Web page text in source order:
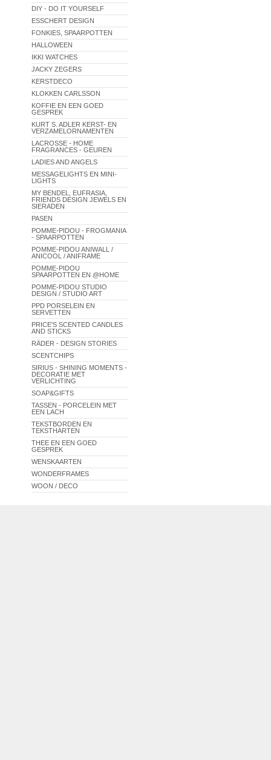
DIY - DO IT YOURSELF
ESSCHERT DESIGN
FONKIES, SPAARPOTTEN
HALLOWEEN
IKKI WATCHES
JACKY ZEGERS
KERSTDECO
KLOKKEN CARLSSON
KOFFIE EN EEN GOED
GESPREK
KURT S. ADLER KERST- EN
VERZAMELORNAMENTEN
LACROSSE - HOME
FRAGRANCES - GEUREN
LADIES AND ANGELS
MESSAGELIGHTS EN MINI-
LIGHTS
MY BENDEL, EUFRASIA,
FRIENDS DESIGN JEWELS EN
SIERADEN
PASEN
POMME-PIDOU - FROGMANIA
- SPAARPOTTEN
POMME-PIDOU ANIWALL /
ANICOOL / ANIFRAME
POMME-PIDOU
SPAARPOTTEN EN @HOME
POMME-PIDOU STUDIO
DESIGN / STUDIO ART
PPD PORSELEIN EN
SERVETTEN
PRICE'S SCENTED CANDLES
AND STICKS
RÄDER - DESIGN STORIES
SCENTCHIPS
SIRIUS - SHINING MOMENTS -
DECORATIE MET
VERLICHTING
SOAP&GIFTS
TASSEN - PORCELEIN MET
EEN LACH
TEKSTBORDEN EN
TEKSTHARTEN
THEE EN EEN GOED
GESPREK
WENSKAARTEN
WONDERFRAMES
WOON / DECO